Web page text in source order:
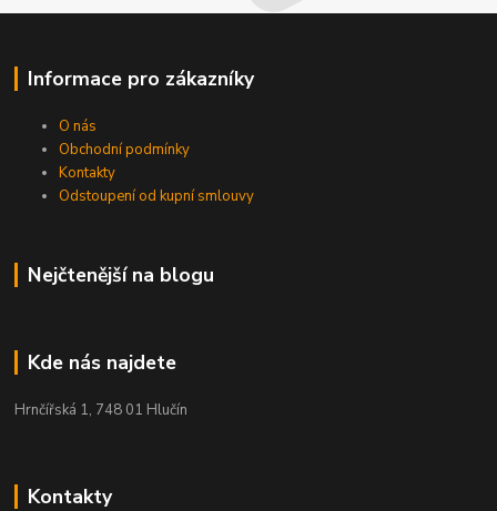
Informace pro zákazníky
O nás
Obchodní podmínky
Kontakty
Odstoupení od kupní smlouvy
Nejčtenější na blogu
Kde nás najdete
Hrnčířská 1, 748 01 Hlučín
Kontakty